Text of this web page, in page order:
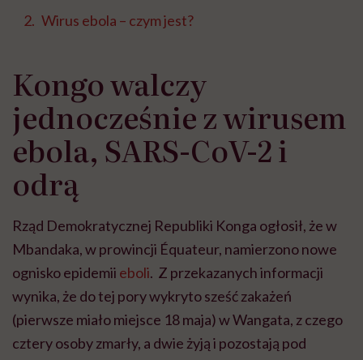
Wirus ebola – czym jest?
Kongo walczy
jednocześnie z wirusem
ebola, SARS-CoV-2 i
odrą
Rząd Demokratycznej Republiki Konga ogłosił, że w
Mbandaka, w prowincji Équateur, namierzono nowe
ognisko epidemii eboli. Z przekazanych informacji
wynika, że do tej pory wykryto sześć zakażeń
(pierwsze miało miejsce 18 maja) w Wangata, z czego
cztery osoby zmarły, a dwie żyją i pozostają pod